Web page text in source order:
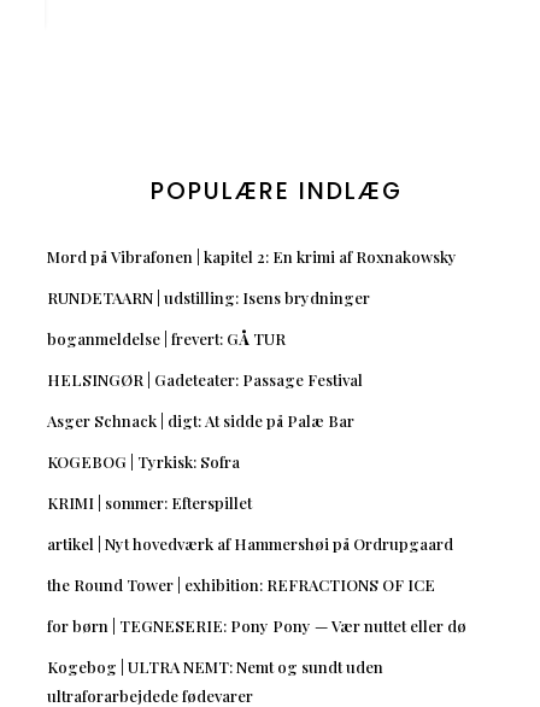
POPULÆRE INDLÆG
Mord på Vibrafonen | kapitel 2: En krimi af Roxnakowsky
RUNDETAARN | udstilling: Isens brydninger
boganmeldelse | frevert: GÅ TUR
HELSINGØR | Gadeteater: Passage Festival
Asger Schnack | digt: At sidde på Palæ Bar
KOGEBOG | Tyrkisk: Sofra
KRIMI | sommer: Efterspillet
artikel | Nyt hovedværk af Hammershøi på Ordrupgaard
the Round Tower | exhibition: REFRACTIONS OF ICE
for børn | TEGNESERIE: Pony Pony — Vær nuttet eller dø
Kogebog | ULTRA NEMT: Nemt og sundt uden
ultraforarbejdede fødevarer